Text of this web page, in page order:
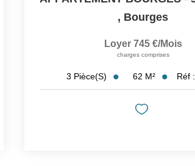
, Bourges
Loyer 745 €/mois
charges comprises
3 Pièce(s) 62 M² Réf :